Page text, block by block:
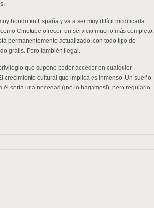
hondo en España y va a ser muy difícil modificarla.
Cinetube ofrecen un servicio mucho más completo,
permanentemente actualizado, con todo tipo de
gratis. Pero también ilegal.
que supone poder acceder en cualquier
crecimiento cultural que implica es inmenso. Un sueño
sería una necedad (¡no lo hagamos!), pero regularlo